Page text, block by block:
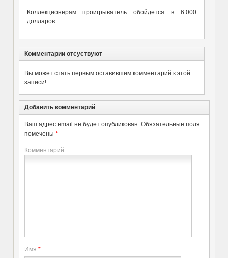
Коллекционерам проигрыватель обойдется в 6.000
долларов.
Комментарии отсуствуют
Вы может стать первым оставившим комментарий к этой
записи!
Добавить комментарий
Ваш адрес email не будет опубликован. Обязательные поля
помечены *
Комментарий
Имя *